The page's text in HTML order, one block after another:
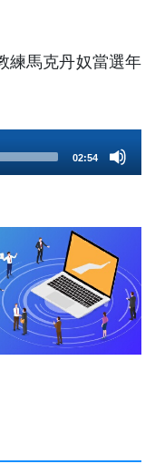
練馬克丹奴當選年
02:54